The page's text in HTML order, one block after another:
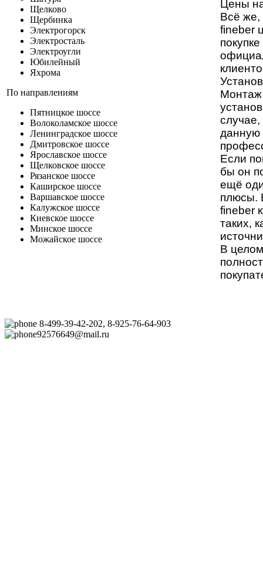
Щелково
Щербинка
Электрогорск
Электросталь
Электроугли
Юбилейный
Яхрома
По направлениям
Пятницкое шоссе
Волоколамское шоссе
Ленинградское шоссе
Дмитровское шоссе
Ярославское шоссе
Щелковское шоссе
Рязанское шоссе
Каширское шоссе
Варшавское шоссе
Калужское шоссе
Киевское шоссе
Минское шоссе
Можайское шоссе
Цены
Всё же,
fineber
Монтаж
данную
Если
бы он
ещё
плюсы.
fineber
таких,
В
8-499-39-42-202, 8-925-76-64-903
92576649@mail.ru